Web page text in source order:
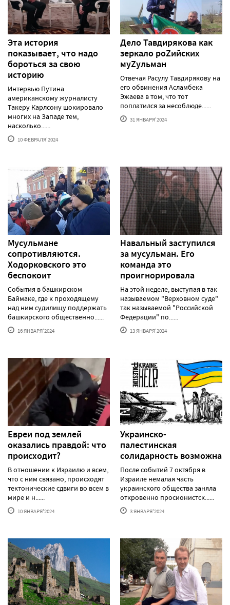
Эта история
показывает, что надо
бороться за свою
историю
Интервью Путина
американскому журналисту
Такеру Карлсону шокировало
многих на Западе тем,
насколько......
10 ФЕВРАЛЯ'2024
Дело Тавдирякова как
зеркало роZийских
муZульман
Отвечая Расулу Тавдирякову на
его обвинения Асламбека
Эжаева в том, что тот
поплатился за несоблюде......
31 ЯНВАРЯ'2024
Мусульмане
сопротивляются.
Ходорковского это
беспокоит
События в башкирском
Баймаке, где к проходящему
над ним судилищу поддержать
башкирского общественно......
16 ЯНВАРЯ'2024
Навальный заступился
за мусульман. Его
команда это
проигнорировала
На этой неделе, выступая в так
называемом "Верховном суде"
так называемой "Российской
Федерации" по......
13 ЯНВАРЯ'2024
Евреи под землей
оказались правдой: что
происходит?
В отношении к Израилю и всем,
что с ним связано, происходят
тектонические сдвиги во всем в
мире и н......
10 ЯНВАРЯ'2024
Украинско-
палестинская
солидарность возможна
После событий 7 октября в
Израиле немалая часть
украинского общества заняла
откровенно просионистск......
3 ЯНВАРЯ'2024